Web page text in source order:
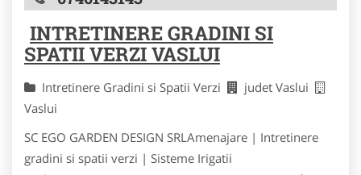
INTRETINERE GRADINI SI
SPATII VERZI VASLUI
Intretinere Gradini si Spatii Verzi
judet Vaslui
Vaslui
SC EGO GARDEN DESIGN SRLAmenajare | Intretinere
gradini si spatii verzi | Sisteme Irigatii